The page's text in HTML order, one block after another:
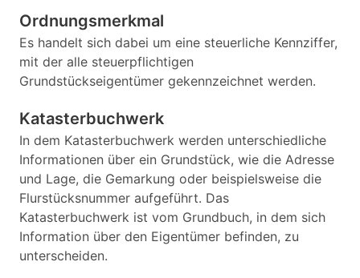
Ordnungsmerkmal
Es handelt sich dabei um eine steuerliche Kennziffer,
mit der alle steuerpflichtigen
Grundstückseigentümer gekennzeichnet werden.
Katasterbuchwerk
In dem Katasterbuchwerk werden unterschiedliche
Informationen über ein Grundstück, wie die Adresse
und Lage, die Gemarkung oder beispielsweise die
Flurstücksnummer aufgeführt. Das
Katasterbuchwerk ist vom Grundbuch, in dem sich
Information über den Eigentümer befinden, zu
unterscheiden.